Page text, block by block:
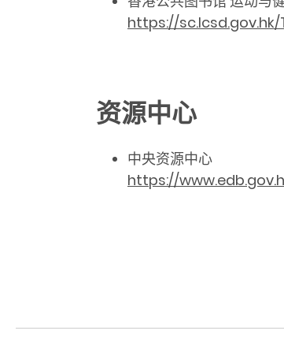
https://
资源中心
中央资源中心
https://